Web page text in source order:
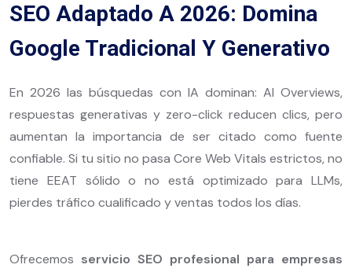
SEO Adaptado A 2026: Domina
Google Tradicional Y Generativo
En 2026 las búsquedas con IA dominan: AI Overviews,
respuestas generativas y zero-click reducen clics, pero
aumentan la importancia de ser citado como fuente
confiable. Si tu sitio no pasa Core Web Vitals estrictos, no
tiene EEAT sólido o no está optimizado para LLMs,
pierdes tráfico cualificado y ventas todos los días.
Ofrecemos servicio SEO profesional para empresas